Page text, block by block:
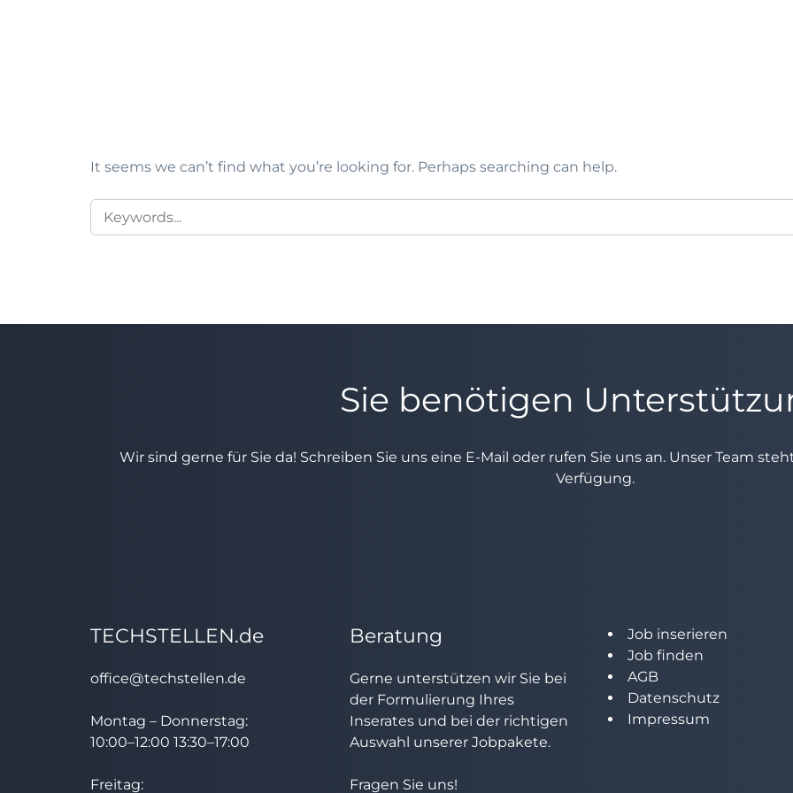
It seems we can’t find what you’re looking for. Perhaps searching can help.
SEARCH
FOR:
Sie benötigen
Wir sind gerne für Sie da! Schreiben Sie uns eine E-Mail oder rufen Sie uns an. Unser Team
Verfügung.
TECHSTELLEN.de
office@techstellen.de
Montag – Donnerstag:
10:00–12:00 13:30–17:00
Freitag:
Beratung
Gerne unterstützen wir Sie bei
der Formulierung Ihres
Inserates und bei der richtigen
Auswahl unserer Jobpakete.
Fragen Sie uns!
Job inserieren
Job finden
AGB
Datenschutz
Impressum